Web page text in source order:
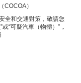
COCOA）
全和交通對策，敬請您
“可疑汽車（物體）”，